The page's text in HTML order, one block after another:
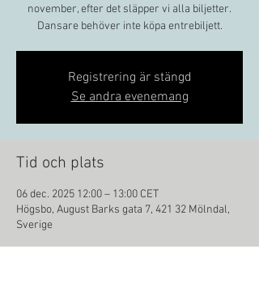
november, efter det släpper vi alla biljetter.
Dansare behöver inte köpa entrebiljett.
Registrering är stängd
Se andra evenemang
Tid och plats
06 dec. 2025 12:00 – 13:00 CET
Högsbo, August Barks gata 7, 421 32 Mölndal,
Sverige